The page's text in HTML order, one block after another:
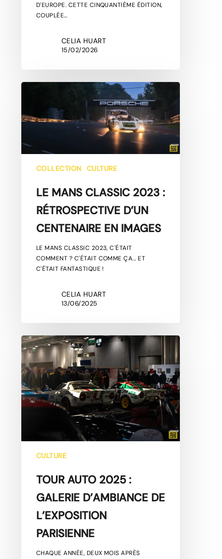
D'EUROPE. CETTE CINQUANTIÈME ÉDITION,
COUPLÉE…
CELIA HUART
15/02/2026
LE
2023
COLLECTION CULTURE
LE MANS CLASSIC 2023 :
RÉTROSPECTIVE D’UN
CENTENAIRE EN IMAGES
LE MANS CLASSIC 2023, C'ÉTAIT
COMMENT ? C'ÉTAIT COMME ÇA... ET
C'ÉTAIT FANTASTIQUE !
CELIA HUART
13/06/2025
TOUR
AUTO
2025
:
GALERIE
D’AMBIANCE
DE
CULTURE
TOUR AUTO 2025 :
GALERIE D’AMBIANCE DE
L’EXPOSITION
PARISIENNE
CHAQUE ANNÉE, DEUX MOIS APRÈS